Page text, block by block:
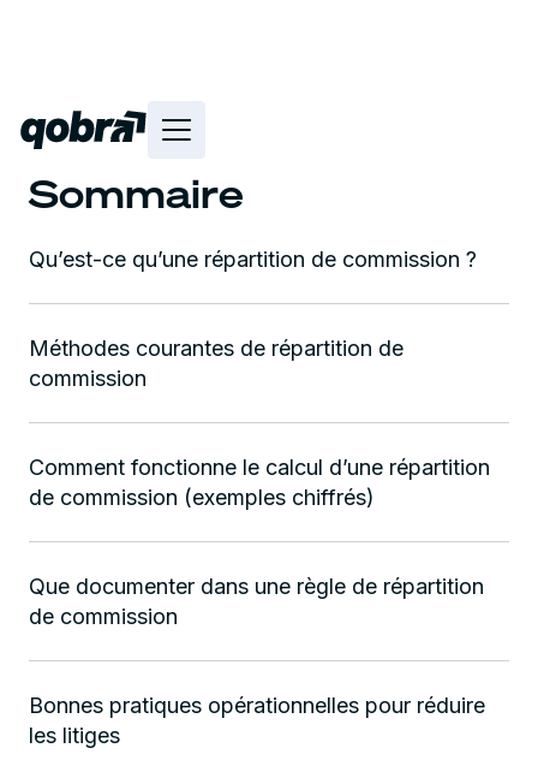
Sommaire
Qu’est-ce qu’une répartition de commission ?
Méthodes courantes de répartition de
commission
Comment fonctionne le calcul d’une répartition
de commission (exemples chiffrés)
Que documenter dans une règle de répartition
de commission
Bonnes pratiques opérationnelles pour réduire
les litiges